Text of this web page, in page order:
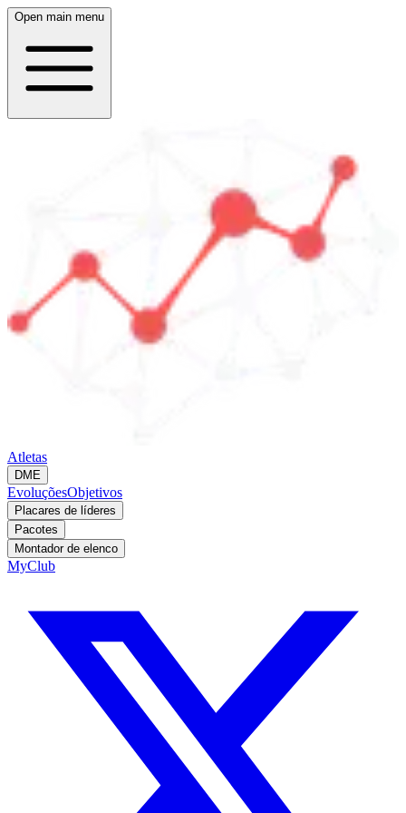
Open main menu
Atletas
DME
EvoluçõesObjetivos
Placares de líderes
Pacotes
Montador de elenco
MyClub